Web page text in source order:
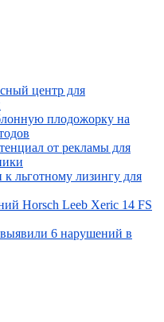
центр для
плодожорку на
от рекламы для
льготному лизингу для
Horsch Leeb Xeric 14 FS
выявили 6 нарушений в